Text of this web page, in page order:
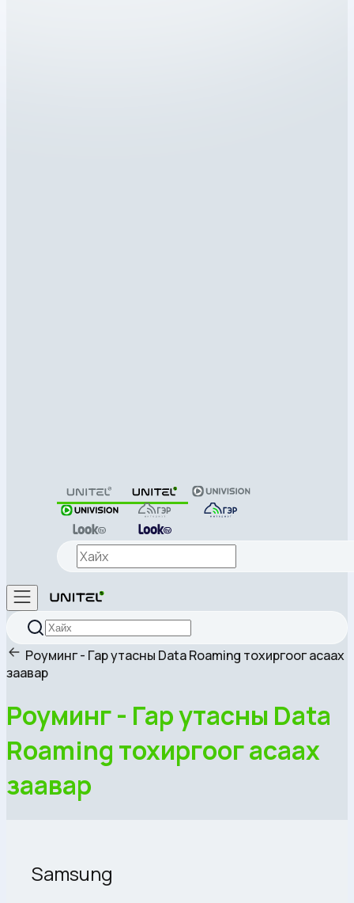
Роуминг - Гар утасны Data Roaming тохиргоог асаах
заавар
Роуминг - Гар утасны Data
Roaming тохиргоог асаах
заавар
Samsung